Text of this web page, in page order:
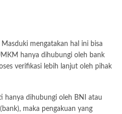
mengatakan hal ini bisa
hanya dihubungi oleh bank
verifikasi lebih lanjut oleh pihak
hanya dihubungi oleh BNI atau
maka pengakuan yang